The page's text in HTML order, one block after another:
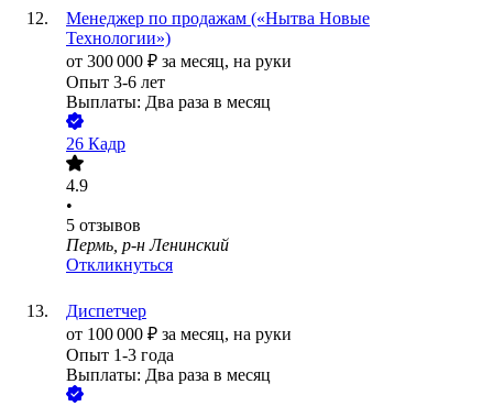
Менеджер по продажам («Нытва Новые
Технологии»)
от 300 000 ₽ за месяц, на руки
Опыт 3-6 лет
Выплаты: Два раза в месяц
26 Кадр
4.9
•
5 отзывов
Пермь, р-н Ленинский
Откликнуться
Диспетчер
от 100 000 ₽ за месяц, на руки
Опыт 1-3 года
Выплаты: Два раза в месяц